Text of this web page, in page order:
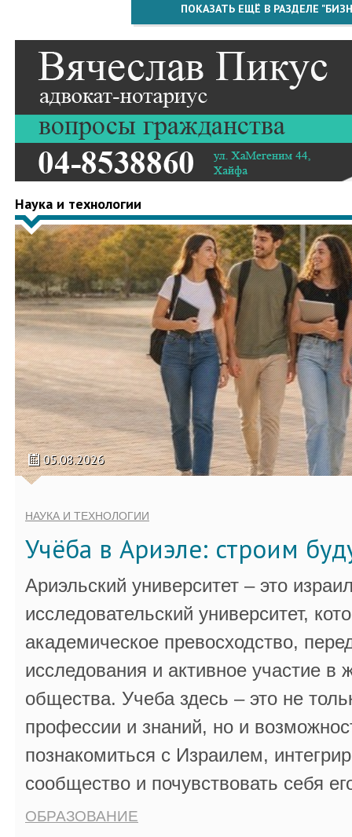
ПОКАЗАТЬ ЕЩЁ В РАЗДЕЛЕ
Наука и технологии
05.08.2026
НАУКА И ТЕХНОЛОГИИ
Учёба в Ариэле: строим
Ариэльский университет – это
исследовательский университет,
академическое превосходство,
исследования и активное участие в
общества. Учеба здесь – это не
профессии и знаний, но и
познакомиться с Израилем,
сообщество и почувствовать себя
ОБРАЗОВАНИЕ